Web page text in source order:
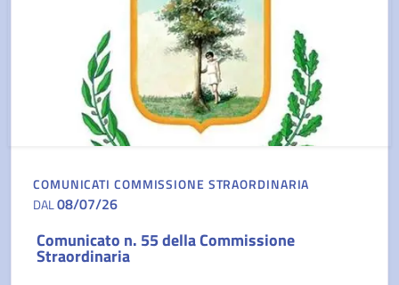
COMUNICATI COMMISSIONE STRAORDINARIA
DAL08/07/26
Comunicato n. 55 della Commissione
Straordinaria